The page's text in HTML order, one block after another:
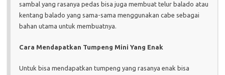
sambal yang rasanya pedas bisa juga membuat telur balado atau
kentang balado yang sama-sama menggunakan cabe sebagai
bahan utama untuk membuatnya.
Cara Mendapatkan Tumpeng Mini Yang Enak
Untuk bisa mendapatkan tumpeng yang rasanya enak bisa